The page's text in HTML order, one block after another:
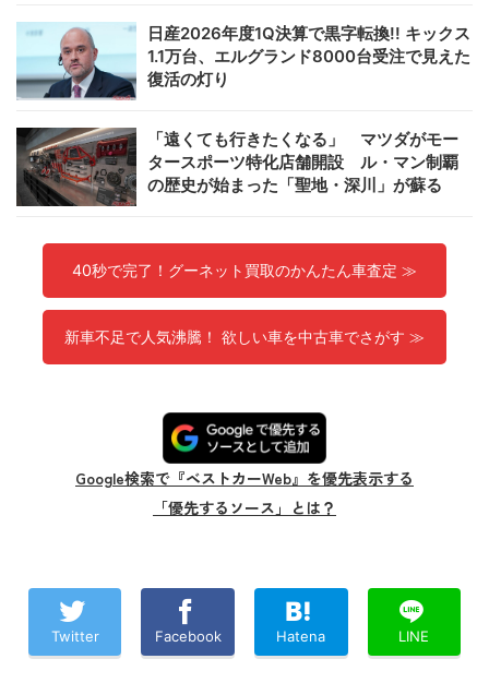
日産2026年度1Q決算で黒字転換!! キックス
1.1万台、エルグランド8000台受注で見えた
復活の灯り
「遠くても行きたくなる」 マツダがモー
タースポーツ特化店舗開設 ル・マン制覇
の歴史が始まった「聖地・深川」が蘇る
40秒で完了！グーネット買取のかんたん車査定 ≫
新車不足で人気沸騰！ 欲しい車を中古車でさがす ≫
Google検索で『ベストカーWeb』を優先表示する
「優先するソース」とは？
Twitter Facebook Hatena LINE